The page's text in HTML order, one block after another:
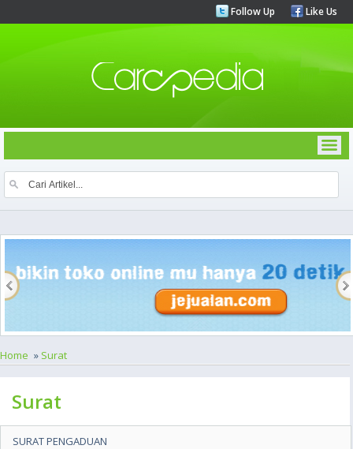
Follow Up Like Us
Home » Surat
Surat
SURAT PENGADUAN